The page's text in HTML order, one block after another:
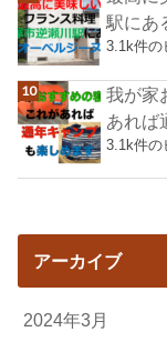
駅にあ
3.1k件の
我が家
あれば
3.1k件の
アーカイブ
2024年3月